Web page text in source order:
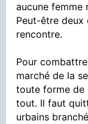
aucune femme
Peut-être deux
rencontre.
Pour
marché de la
toute forme de
tout. Il faut
urbains